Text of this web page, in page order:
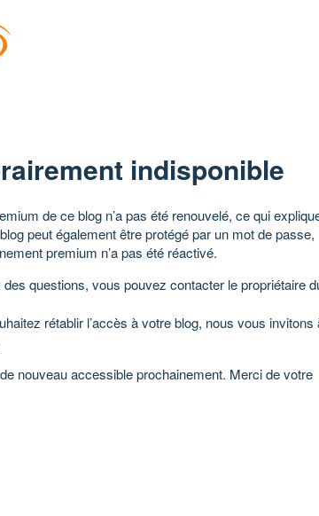
indisponible
de ce blog n’a pas été renouvelé, ce qui
peut également être protégé par un mot de passe,
premium n’a pas été réactivé.
questions, vous pouvez contacter le propriétaire
rétablir l’accès à votre blog, nous vous invitons
nouveau accessible prochainement. Merci de votre